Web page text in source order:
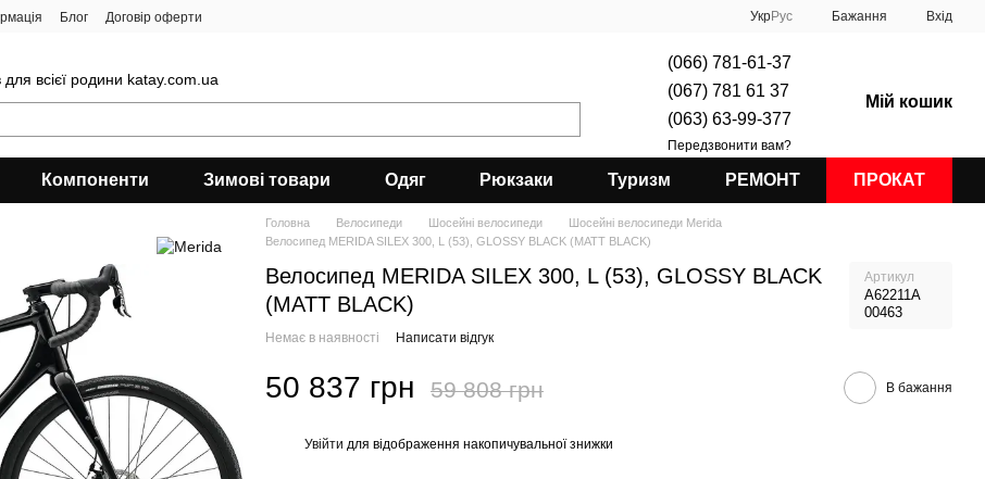
Блог Договір оферти УкрРус Бажання Вхід
всієї родини katay.com.ua
(066) 781-61-37
(067) 781 61 37
(063) 63-99-377
Передзвонити вам?
Мій кошик
Компоненти Зимові товари Одяг Рюкзаки Туризм РЕМОНТ ПРОКАТ
Головна Велосипеди Шосейні велосипеди
Шосейні велосипеди Merida
Велосипед MERIDA SILEX 300, L (53), GLOSSY BLACK (MATT BLACK)
Велосипед MERIDA SILEX 300, L (53), GLOSSY BLACK
(MATT BLACK)
Артикул
A62211A
00463
Немає в наявності Написати відгук
50 837 грн 59 808 грн В бажання
Увійти для відображення накопичувальної знижки